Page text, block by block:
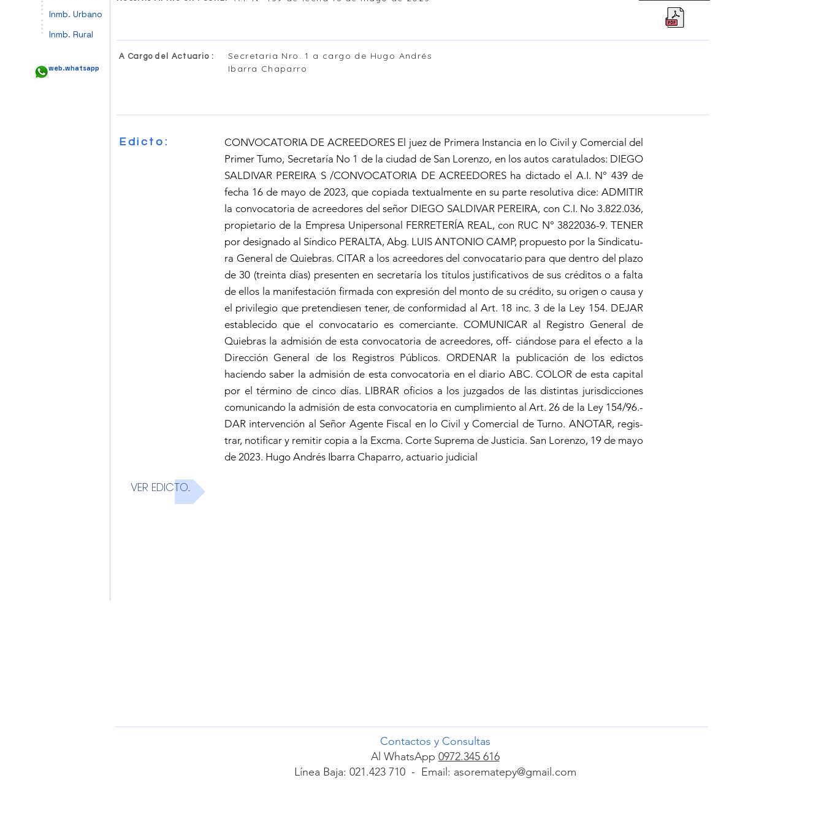
Inmb. Rural
Inmb. Urbano
web.whatsapp
A Cargo del Actuario :
Secretaria Nro. 1 a cargo de Hugo Andrés
Ibarra Chaparro
Edicto:
VER EDICTO...
CONVOCATORIA DE ACREEDORES El juez de Primera Instancia en lo Civil y Comercial del
Primer Tumo, Secretaría No 1 de la ciudad de San Lorenzo, en los autos caratulados: DIEGO
SALDIVAR PEREIRA S /CONVOCATORIA DE ACREEDORES ha dictado el A.I. N° 439 de
fecha 16 de mayo de 2023, que copiada textualmente en su parte resolutiva dice: ADMITIR
la convocatoria de acreedores del señor DIEGO SALDIVAR PEREIRA, con C.I. No 3.822.036,
propietario de la Empresa Unipersonal FERRETERÍA REAL, con RUC N° 3822036-9. TENER
por designado al Síndico PERALTA, Abg. LUIS ANTONIO CAMP, propuesto por la Sindicatu-
ra General de Quiebras. CITAR a los acreedores del convocatario para que dentro del plazo
de 30 (treinta días) presenten en secretaría los títulos justificativos de sus créditos o a falta
de ellos la manifestación firmada con expresión del monto de su crédito, su origen o causa y
el privilegio que pretendiesen tener, de conformidad al Art. 18 inc. 3 de la Ley 154. DEJAR
establecido que el convocatario es comerciante. COMUNICAR al Registro General de
Quiebras la admisión de esta convocatoria de acreedores, off- ciándose para el efecto a la
Dirección General de los Registros Públicos. ORDENAR la publicación de los edictos
haciendo saber la admisión de esta convocatoria en el diario ABC. COLOR de esta capital
por el término de cinco días. LIBRAR oficios a los juzgados de las distintas jurisdicciones
comunicando la admisión de esta convocatoria en cumplimiento al Art. 26 de la Ley 154/96.-
DAR intervención al Señor Agente Fiscal en lo Civil y Comercial de Turno. ANOTAR, regis-
trar, notificar y remitir copia a la Excma. Corte Suprema de Justicia. San Lorenzo, 19 de mayo
de 2023. Hugo Andrés Ibarra Chaparro, actuario judicial
Contactos y Consultas
Al WhatsApp 0972.345 616
Línea Baja: 021.423 710 - Email: asorematepy@gmail.com